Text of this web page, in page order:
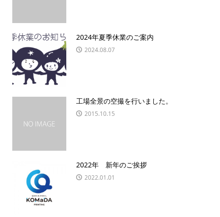
2024年夏季休業のご案内
2024.08.07
工場全景の空撮を行いました。
2015.10.15
2022年 新年のご挨拶
2022.01.01